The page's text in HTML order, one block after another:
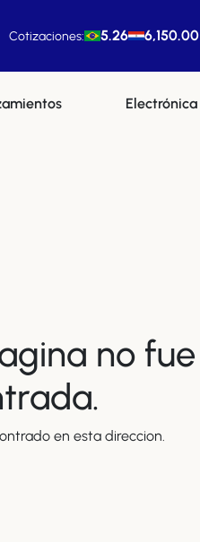
Cotizaciones: 5.26 6,150.00
Electrónica
no fue
en esta direccion.